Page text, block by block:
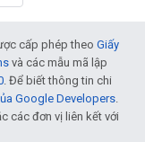
cấp phép theo Giấy
và các mẫu mã lập
. Để biết thông tin chi
Google Developers.
các đơn vị liên kết với